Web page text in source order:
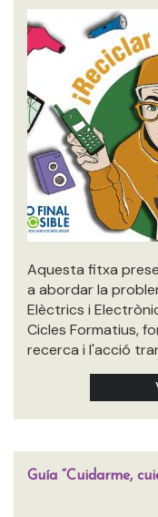
Aquesta fitxa
a abordar la
Elèctrics i
Cicles Formatius,
recerca i l'acció
Guía “Cuidarme,